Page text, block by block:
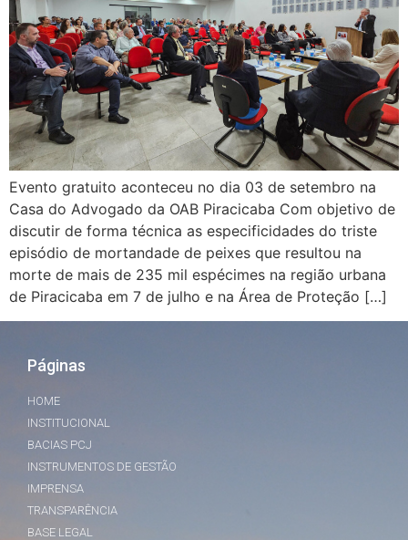
Evento gratuito aconteceu no dia 03 de setembro na
Casa do Advogado da OAB Piracicaba Com objetivo de
discutir de forma técnica as especificidades do triste
episódio de mortandade de peixes que resultou na
morte de mais de 235 mil espécimes na região urbana
de Piracicaba em 7 de julho e na Área de Proteção […]
Páginas
HOME
INSTITUCIONAL
BACIAS PCJ
INSTRUMENTOS DE GESTÃO
IMPRENSA
TRANSPARÊNCIA
BASE LEGAL